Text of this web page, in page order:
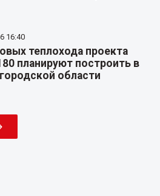
16:40
теплохода проекта
планируют построить в
области